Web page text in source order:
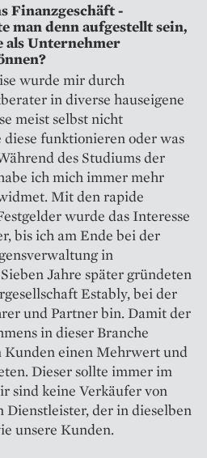
Finanz­geschäft
man denn aufgestellt sein,
als Unternehmer
wurde mir durch
in diverse hauseigene
meist selbst nicht
funktionieren oder was
des Studiums der
ich mich immer mehr
Mit den rapide
wurde das Interesse
bis ich am Ende bei der
in
Jahre später gründeten
Estably, bei der
und Partner bin. Damit der
in dieser Branche
Kunden einen Mehrwert und
Dieser sollte immer im
sind keine Verkäufer von
Dienstleister, der in dieselben
unsere Kunden.